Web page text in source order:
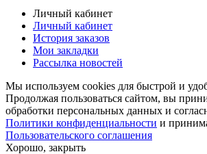
Личный кабинет
Личный кабинет
История заказов
Мои закладки
Рассылка новостей
Мы используем cookies для быстрой и
Продолжая пользоваться сайтом, вы
обработки персональных данных и
Политики конфиденциальности и
Пользовательского соглашения
Хорошо, закрыть